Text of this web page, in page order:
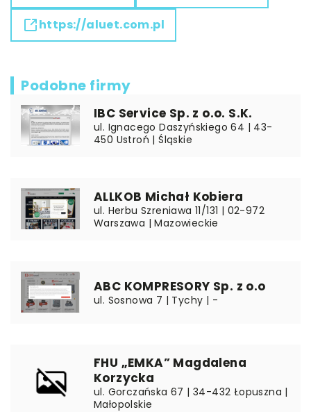
https://aluet.com.pl
Podobne firmy
IBC Service Sp. z o.o. S.K.
ul. Ignacego Daszyńskiego 64 | 43-
450 Ustroń | Śląskie
ALLKOB Michał Kobiera
ul. Herbu Szreniawa 11/131 | 02-972
Warszawa | Mazowieckie
ABC KOMPRESORY Sp. z o.o
ul. Sosnowa 7 | Tychy | -
FHU „EMKA” Magdalena
Korzycka
ul. Gorczańska 67 | 34-432 Łopuszna |
Małopolskie